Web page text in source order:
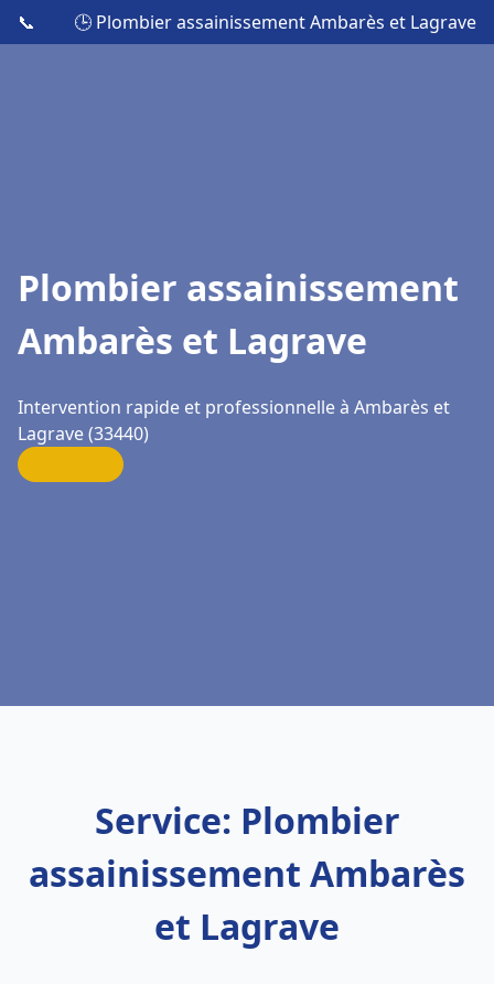
📞 🕒 Plombier assainissement Ambarès et Lagrave
Plombier assainissement
Ambarès et Lagrave
Intervention rapide et professionnelle à Ambarès et
Lagrave (33440)
Service: Plombier
assainissement Ambarès
et Lagrave